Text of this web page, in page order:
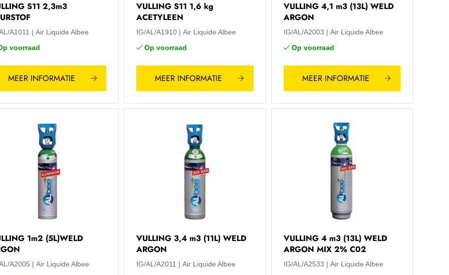
S11 2,3m3
A1011
Air Liquide Albee
voorraad
MEER INFORMATIE
VULLING S11 1,6 kg
ACETYLEEN
IG/AL/A1910
Air Liquide Albee
Op voorraad
MEER INFORMATIE
VULLING 4,1 m3 (13L) WELD
ARGON
IG/AL/A2003
Air Liquide Albee
Op voorraad
MEER INFORMATIE
1m2 (5L)WELD
A2005
Air Liquide Albee
VULLING 3,4 m3 (11L) WELD
ARGON
IG/AL/A2011
Air Liquide Albee
VULLING 4 m3 (13L) WELD
ARGON MIX 2% C02
IG/AL/A2533
Air Liquide Albee